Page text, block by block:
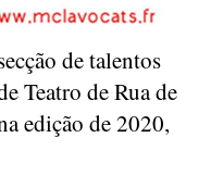
de talentos
Teatro de Rua de
edição de 2020,